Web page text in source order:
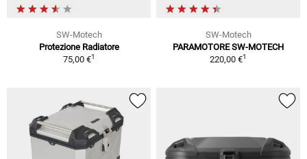
SW-Motech
Protezione Radiatore
75,00 €1
SW-Motech
PARAMOTORE SW-MOTECH
220,00 €1